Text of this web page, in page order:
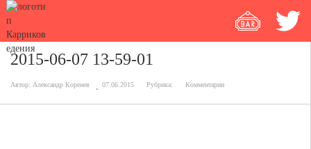
2015-06-07 13-59-01
Автор: Александр Коренев 07.06.2015 Рубрика: Комментарии